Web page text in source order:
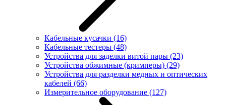
Кабельные кусачки (16)
Кабельные тестеры (48)
Устройства для заделки витой пары (23)
Устройства обжимные (кримперы) (29)
Устройства для разделки медных и оптических
кабелей (66)
Измерительное оборудование (127)